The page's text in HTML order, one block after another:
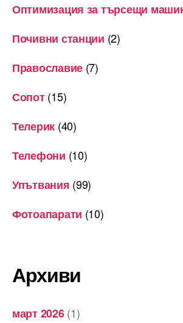
Оптимизация за търсещи
Почивни станции (2)
Православие (7)
Сопот(15)
Телерик (40)
Телефони (10)
Упътвания (99)
Фотоапарати (10)
Архиви
март 2026(1)